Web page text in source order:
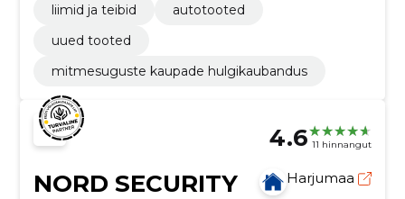
liimid ja teibid
autotooted
uued tooted
mitmesuguste kaupade hulgikaubandus
4.6 11 hinnangut
NORD SECURITY
Harjumaa